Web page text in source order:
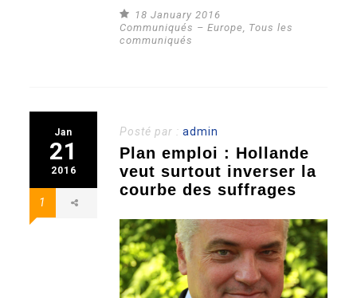
18 January 2016
Communiqués – Europe, Tous les
communiqués
Jan
21
2016
1
Posté par :admin
Plan emploi : Hollande
veut surtout inverser la
courbe des suffrages